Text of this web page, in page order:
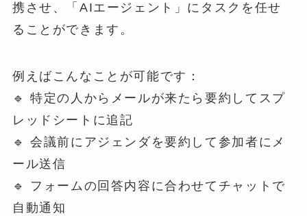
携させ、「AIエージェント」にタスクを任せ
ることができます。
例えばこんなことが可能です：
🔹 特定の人からメールが来たら要約してスプ
レッドシートに追記
🔹 会議前にアジェンダを要約して参加者にメ
ール送信
🔹 フォームの回答内容に合わせてチャットで
自動通知